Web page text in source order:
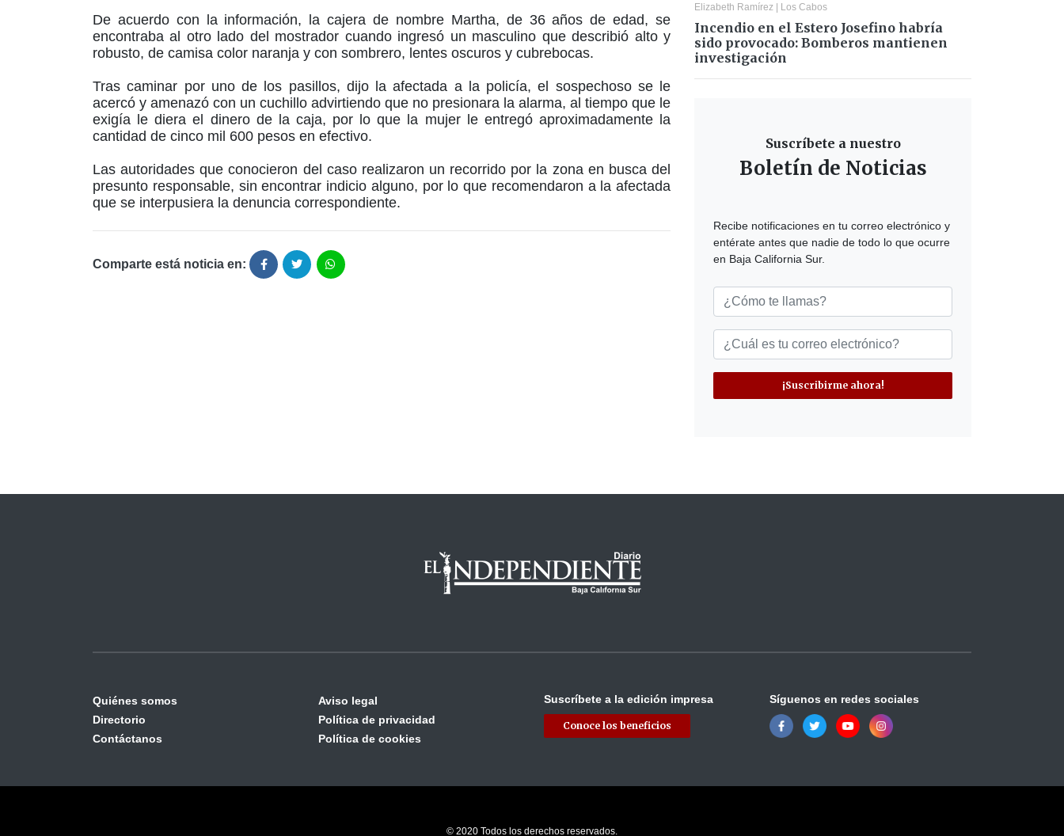
De acuerdo con la información, la cajera de nombre Martha, de 36 años de edad, se
encontraba al otro lado del mostrador cuando ingresó un masculino que describió alto y
robusto, de camisa color naranja y con sombrero, lentes oscuros y cubrebocas.
Tras caminar por uno de los pasillos, dijo la afectada a la policía, el sospechoso se le
acercó y amenazó con un cuchillo advirtiendo que no presionara la alarma, al tiempo que le
exigía le diera el dinero de la caja, por lo que la mujer le entregó aproximadamente la
cantidad de cinco mil 600 pesos en efectivo.
Las autoridades que conocieron del caso realizaron un recorrido por la zona en busca del
presunto responsable, sin encontrar indicio alguno, por lo que recomendaron a la afectada
que se interpusiera la denuncia correspondiente.
Comparte está noticia en:
Elizabeth Ramírez | Los Cabos
Incendio en el Estero Josefino habría
sido provocado: Bomberos mantienen
investigación
Suscríbete a nuestro
Boletín de Noticias
Recibe notificaciones en tu correo electrónico y
entérate antes que nadie de todo lo que ocurre
en Baja California Sur.
¡Suscribirme ahora!
Quiénes somos
Directorio
Contáctanos
Aviso legal
Política de privacidad
Política de cookies
Suscríbete a la edición impresa
Conoce los beneficios
Síguenos en redes sociales
© 2020 Todos los derechos reservados.